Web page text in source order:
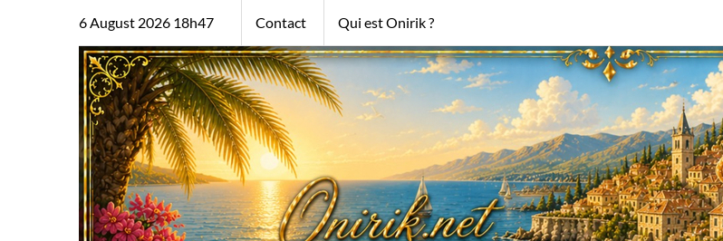
6 August 2026 18h47 Contact Qui est Onirik ?